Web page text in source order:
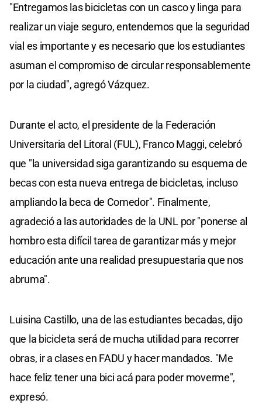
"Entregamos las bicicletas con un casco y linga para
realizar un viaje seguro, entendemos que la seguridad
vial es importante y es necesario que los estudiantes
asuman el compromiso de circular responsablemente
por la ciudad", agregó Vázquez.
Durante el acto, el presidente de la Federación
Universitaria del Litoral (FUL), Franco Maggi, celebró
que "la universidad siga garantizando su esquema de
becas con esta nueva entrega de bicicletas, incluso
ampliando la beca de Comedor". Finalmente,
agradeció a las autoridades de la UNL por "ponerse al
hombro esta difícil tarea de garantizar más y mejor
educación ante una realidad presupuestaria que nos
abruma".
Luisina Castillo, una de las estudiantes becadas, dijo
que la bicicleta será de mucha utilidad para recorrer
obras, ir a clases en FADU y hacer mandados. "Me
hace feliz tener una bici acá para poder moverme",
expresó.